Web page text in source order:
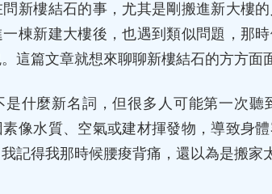
新樓結石的事，尤其是剛搬進新大樓
棟新建大樓後，也遇到類似問題，那
這篇文章就想來聊聊新樓結石的方方面
是什麼新名詞，但很多人可能第一次
像水質、空氣或建材揮發物，導致身
記得我那時候腰痠背痛，還以為是搬家